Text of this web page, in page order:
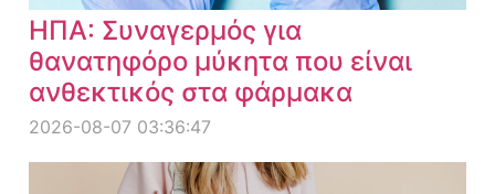
ΗΠΑ: Συναγερμός για
θανατηφόρο μύκητα που είναι
ανθεκτικός στα φάρμακα
2026-08-07 03:36:47